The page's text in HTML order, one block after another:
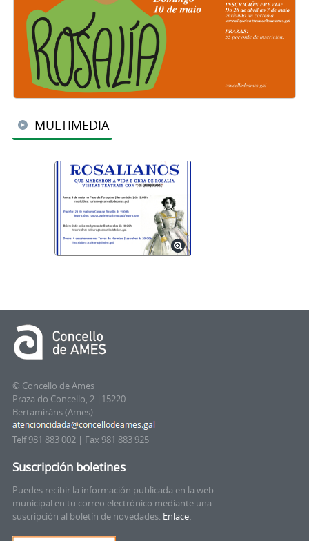
MULTIMEDIA
© Concello de Ames
Praza do Concello, 2 |15220
Bertamiráns (Ames)
Telf 981 883 002 | Fax 981 883 925
Suscripción boletines
Puedes recibir la información publicada en la web
municipal en tu correo electrónico mediante una
suscripción al boletín de novedades. Enlace.